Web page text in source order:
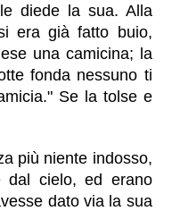
diede la sua. Alla
era già fatto buio,
una camicina; la
fonda nessuno ti
Se la tolse e
più niente indosso,
dal cielo, ed erano
dato via la sua